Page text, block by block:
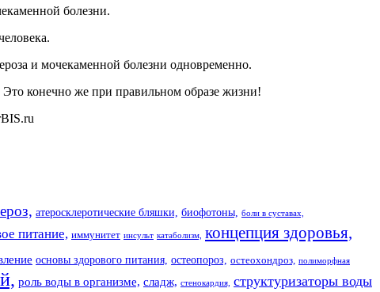
болезни.
и мочекаменной болезни одновременно.
Это конечно же при правильном образе жизни!
атеросклеротические бляшки, биофотоны, боли в суставах,
питание, иммунитет инсульт катаболизм, концепция здоровья,
основы здорового питания, остеопороз, остеохондроз, полиморфная
роль воды в организме, сладж, стенокардия, структуризаторы воды